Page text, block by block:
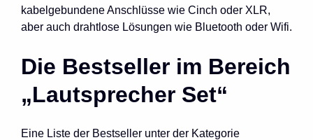
kabelgebundene Anschlüsse wie Cinch oder XLR,
aber auch drahtlose Lösungen wie Bluetooth oder Wifi.
Die Bestseller im Bereich
„Lautsprecher Set“
Eine Liste der Bestseller unter der Kategorie